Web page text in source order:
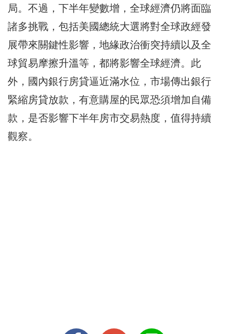
局。不過，下半年變數增，全球經濟仍將面臨
諸多挑戰，包括美國總統大選將對全球政經發
展帶來關鍵性影響，地緣政治衝突持續以及全
球貿易摩擦升溫等，都將影響全球經濟。此
外，國內銀行房貸逼近滿水位，市場傳出銀行
緊縮房貸放款，有意購屋的民眾恐須增加自備
款，是否影響下半年房市交易熱度，值得持續
觀察。